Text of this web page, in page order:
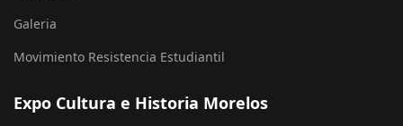
Galeria
Movimiento Resistencia Estudiantil
Expo Cultura e Historia Morelos